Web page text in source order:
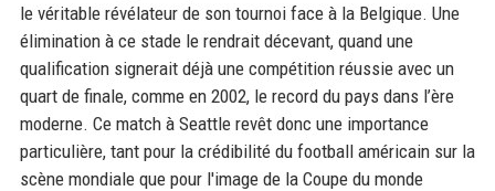
le véritable révélateur de son tournoi face à la Belgique. Une
élimination à ce stade le rendrait décevant, quand une
qualification signerait déjà une compétition réussie avec un
quart de finale, comme en 2002, le record du pays dans l’ère
moderne. Ce match à Seattle revêt donc une importance
particulière, tant pour la crédibilité du football américain sur la
scène mondiale que pour l'image de la Coupe du monde